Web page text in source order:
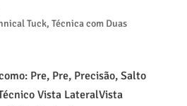
Tuck, Técnica com Duas
Pre, Pre, Precisão, Salto
Vista LateralVista